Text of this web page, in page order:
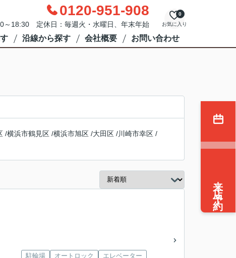
0120-951-908
～18:30 定休日：毎週火・水曜日、年末年始 お気に入り
0
沿線から探す 会社概要 お問い合わせ
/横浜市鶴見区 /横浜市旭区 /大田区 /川崎市幸区 /
駐輪場 オートロック
エレベーター
来店予約